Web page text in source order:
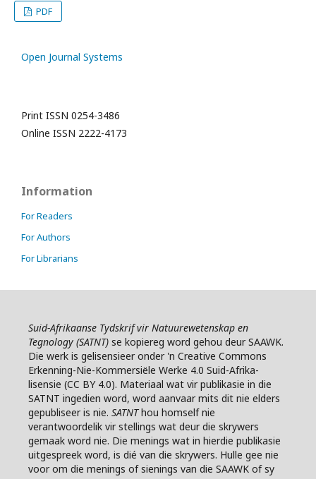
PDF
Open Journal Systems
Print ISSN 0254-3486
Online ISSN 2222-4173
Information
For Readers
For Authors
For Librarians
Suid-Afrikaanse Tydskrif vir Natuurewetenskap en
Tegnology (SATNT) se kopiereg word gehou deur SAAWK.
Die werk is gelisensieer onder 'n Creative Commons
Erkenning-Nie-Kommersiële Werke 4.0 Suid-Afrika-
lisensie (CC BY 4.0). Materiaal wat vir publikasie in die
SATNT ingedien word, word aanvaar mits dit nie elders
gepubliseer is nie. SATNThou homself nie
verantwoordelik vir stellings wat deur die skrywers
gemaak word nie. Die menings wat in hierdie publikasie
uitgespreek word, is dié van die skrywers. Hulle gee nie
voor om die menings of sienings van die SAAWK of sy